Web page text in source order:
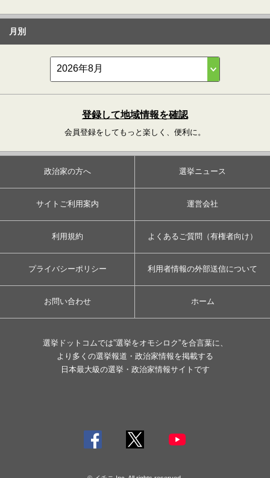
月別
登録して地域情報を確認
会員登録をしてもっと楽しく、便利に。
政治家の方へ 選挙ニュース
サイトご利用案内 運営会社
利用規約 よくあるご質問（有権者向け）
プライバシーポリシー 利用者情報の外部送信について
お問い合わせ ホーム
選挙ドットコムでは”選挙をオモシロク”を合言葉に、
より多くの選挙報道・政治家情報を掲載する
日本最大級の選挙・政治家情報サイトです